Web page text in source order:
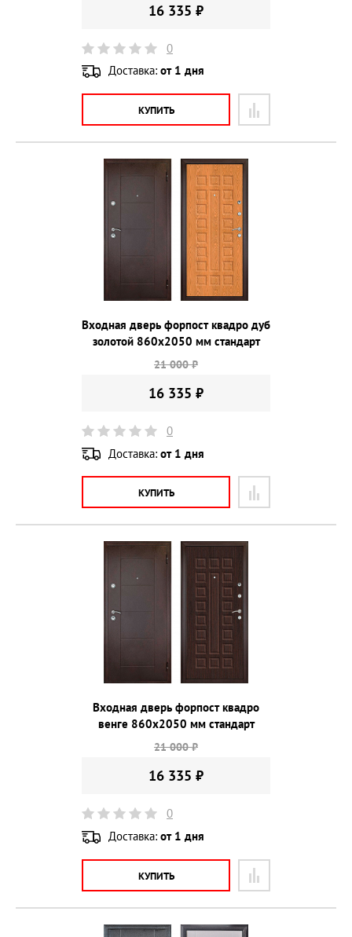
16 335 ₽
0
Доставка: от 1 дня
КУПИТЬ
Входная дверь форпост квадро дуб
золотой 860х2050 мм стандарт
21 000 ₽
16 335 ₽
0
Доставка: от 1 дня
КУПИТЬ
Входная дверь форпост квадро
венге 860х2050 мм стандарт
21 000 ₽
16 335 ₽
0
Доставка: от 1 дня
КУПИТЬ